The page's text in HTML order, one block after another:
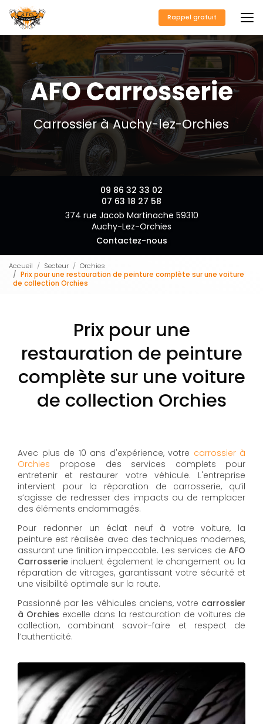
au
contenu
principal
Rappel gratuit
Carrossier à Auchy-lez-Orchies
09 86 32 33 02
07 63 18 27 58
374 rue Jacob Martinache 59310
Auchy-Lez-Orchies
Contactez-nous
Accueil Secteur
Orchies
Prix pour une restauration de peinture complète sur une voiture
de collection Orchies
Prix pour une
restauration de peinture
complète sur une voiture
de collection Orchies
Avec plus de 10 ans d'expérience, votre carrossier à
Orchies propose des services complets pour
entretenir et restaurer votre véhicule. L'entreprise
intervient pour la réparation de carrosserie, qu’il
s’agisse de redresser des impacts ou de remplacer
des éléments endommagés.
Pour redonner un éclat neuf à votre voiture, la
peinture est réalisée avec des techniques modernes,
assurant une finition impeccable. Les services de AFO
Carrosserie incluent également le changement ou la
réparation de vitrages, garantissant votre sécurité et
une visibilité optimale sur la route.
Passionné par les véhicules anciens, votre carrossier
à Orchies excelle dans la restauration de voitures de
collection, combinant savoir-faire et respect de
l’authenticité.